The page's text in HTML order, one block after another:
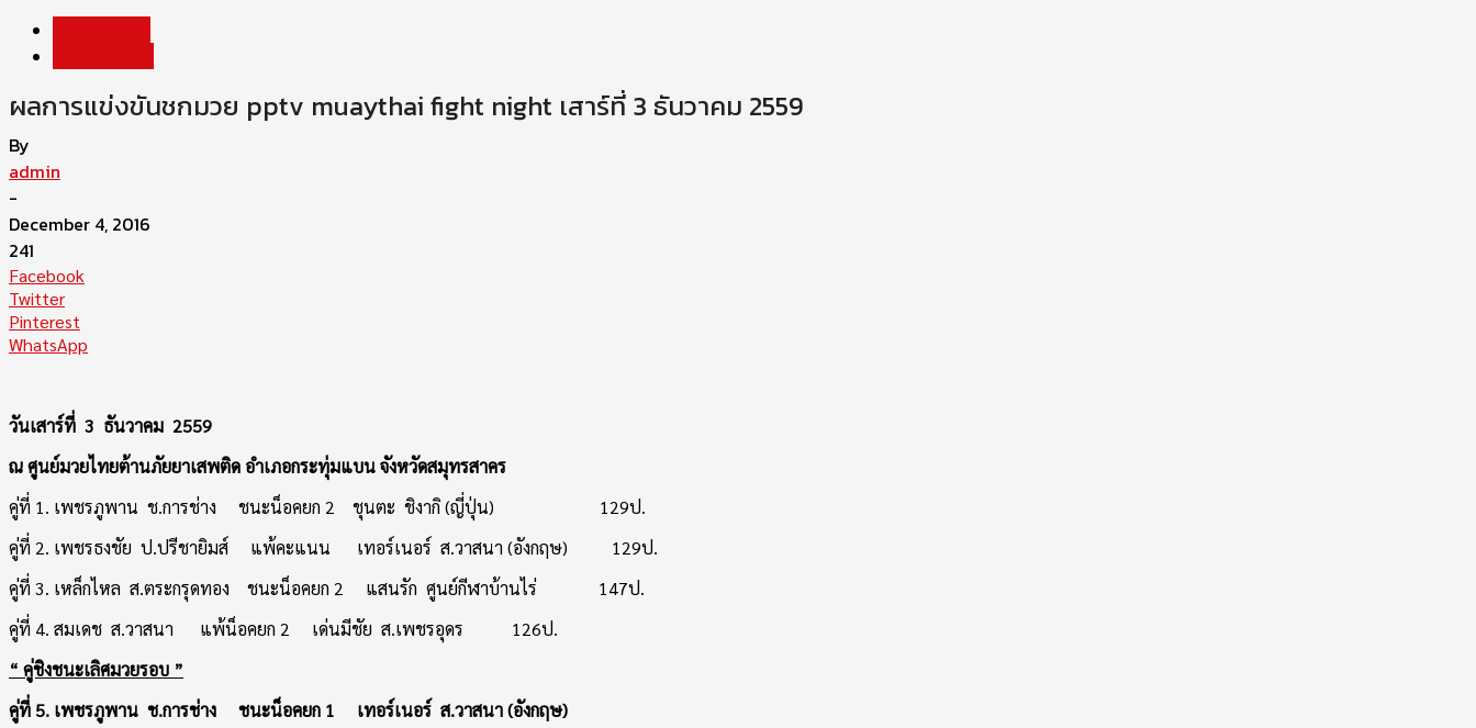
ผลการแข่งขันชกมวย pptv muaythai fight night เสาร์ที่ 3 ธันวาคม 2559
By
admin
-
December 4, 2016
241
Facebook
Twitter
Pinterest
WhatsApp
วันเสาร์ที่ 3 ธันวาคม 2559
ณ ศูนย์มวยไทยต้านภัยยาเสพติด อำเภอกระทุ่มแบน จังหวัดสมุทรสาคร
คู่ที่ 1. เพชรภูพาน ช.การช่าง ชนะน็อคยก 2 ชุนตะ ชิงากิ (ญี่ปุ่น) 129ป.
คู่ที่ 2. เพชรธงชัย ป.ปรีชายิมส์ แพ้คะแนน เทอร์เนอร์ ส.วาสนา (อังกฤษ) 129ป.
คู่ที่ 3. เหล็กไหล ส.ตระกรุดทอง ชนะน็อคยก 2 แสนรัก ศูนย์กีฬาบ้านไร่ 147ป.
คู่ที่ 4. สมเดช ส.วาสนา แพ้น็อคยก 2 เด่นมีชัย ส.เพชรอุดร 126ป.
“ คู่ชิงชนะเลิศมวยรอบ ”
คู่ที่ 5. เพชรภูพาน ช.การช่าง ชนะน็อคยก 1 เทอร์เนอร์ ส.วาสนา (อังกฤษ)